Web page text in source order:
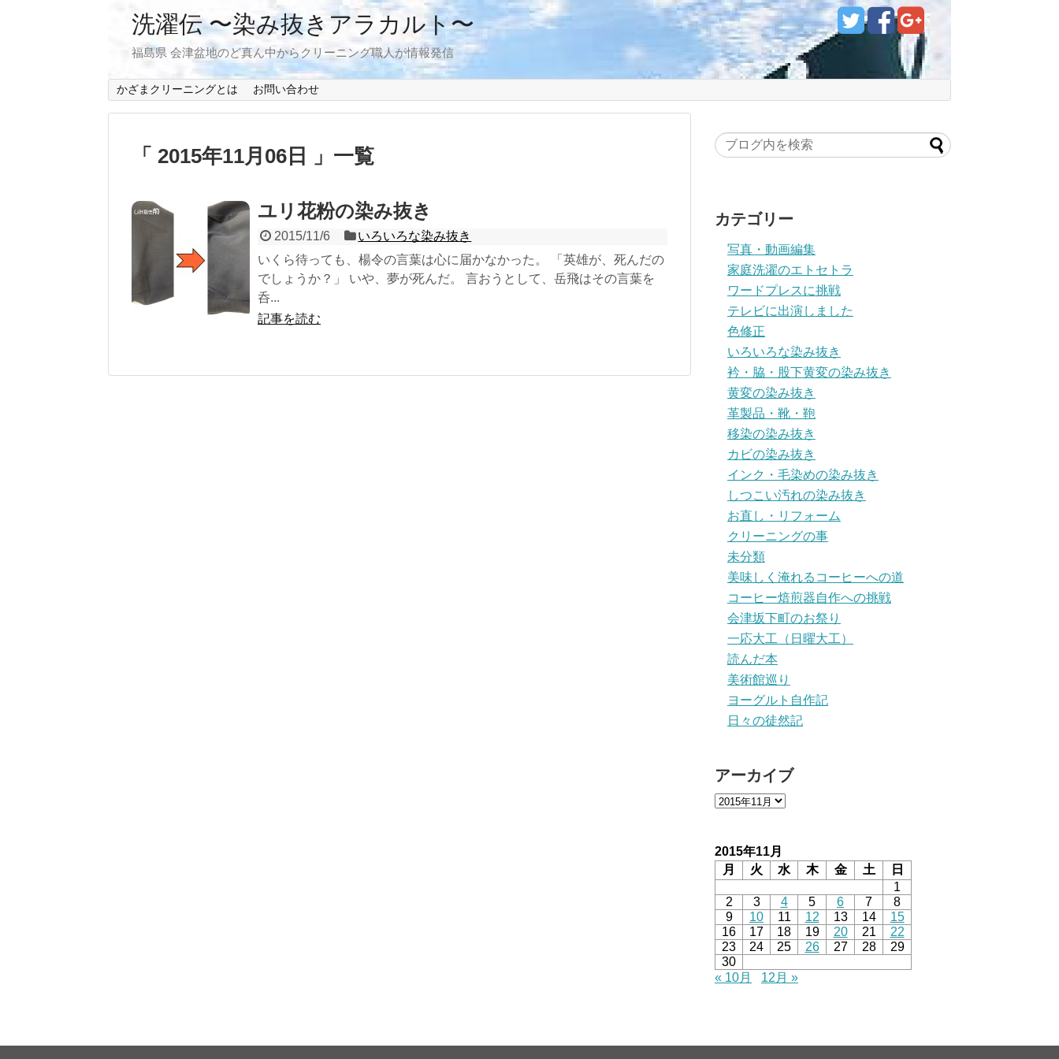
洗濯伝 〜染み抜きアラカルト〜
福島県 会津盆地のど真ん中からクリーニング職人が情報発信
かざまクリーニングとは お問い合わせ
「 2015年11月06日 」一覧
ユリ花粉の染み抜き
2015/11/6
いろいろな染み抜き
いくら待っても、楊令の言葉は心に届かなかった。 「英雄が、死んだの
でしょうか？」 いや、夢が死んだ。 言おうとして、岳飛はその言葉を
呑...
記事を読む
カテゴリー
写真・動画編集
家庭洗濯のエトセトラ
ワードプレスに挑戦
テレビに出演しました
色修正
いろいろな染み抜き
衿・脇・股下黄変の染み抜き
黄変の染み抜き
革製品・靴・鞄
移染の染み抜き
カビの染み抜き
インク・毛染めの染み抜き
しつこい汚れの染み抜き
お直し・リフォーム
クリーニングの事
未分類
美味しく淹れるコーヒーへの道
コーヒー焙煎器自作への挑戦
会津坂下町のお祭り
一応大工（日曜大工）
読んだ本
美術館巡り
ヨーグルト自作記
日々の徒然記
アーカイブ
2015年11月
月
火 水 木 金 土
日
1
2
3 4 5 6 7
8
9
10 11 12 13 14
15
16
17 18 19 20 21
22
23
24 25 26 27 28
29
30
« 10月
12月 »